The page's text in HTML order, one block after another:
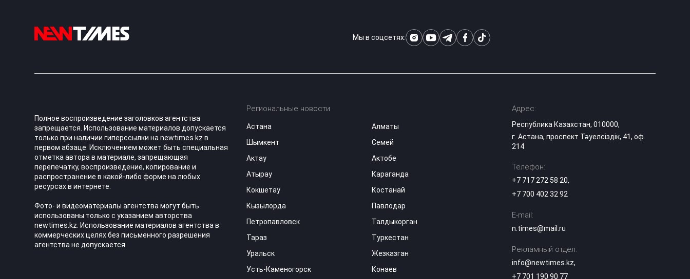
Мы в соцсетях:
Полное воспроизведение заголовков агентства
запрещается. Использование материалов допускается
только при наличии гиперссылки на newtimes.kz в
первом абзаце. Исключением может быть специальная
отметка автора в материале, запрещающая
перепечатку, воспроизведение, копирование и
распространение в какой-либо форме на любых
ресурсах в интернете.
Фото- и видеоматериалы агентства могут быть
использованы только с указанием авторства
newtimes.kz. Использование материалов агентства в
коммерческих целях без письменного разрешения
агентства не допускается.
Региональные новости
Астана
Алматы
Шымкент
Семей
Актау
Актобе
Атырау
Караганда
Кокшетау
Костанай
Кызылорда
Павлодар
Петропавловск
Талдыкорган
Тараз
Туркестан
Уральск
Жезказган
Усть-Каменогорск
Конаев
Адрес:
Республика Казахстан, 010000,
г. Астана, проспект Тәуелсіздік, 41, оф.
214
Телефон:
+7 717 272 58 20,
+7 700 402 32 92
E-mail:
n.times@mail.ru
Рекламный отдел:
info@newtimes.kz,
+7 701 190 90 77